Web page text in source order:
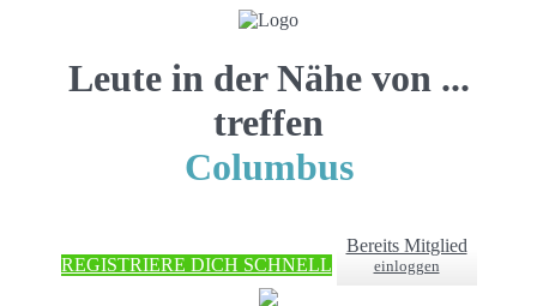
Leute in der Nähe von ...
treffen
Columbus
REGISTRIERE DICH SCHNELL
Bereits Mitglied
einloggen